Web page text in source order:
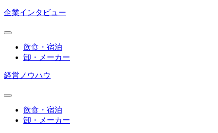
企業インタビュー
飲食・宿泊
卸・メーカー
経営ノウハウ
飲食・宿泊
卸・メーカー